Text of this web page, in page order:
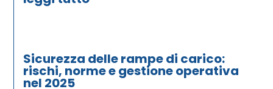
Sicurezza delle rampe di carico:
rischi, norme e gestione operativa
nel 2025